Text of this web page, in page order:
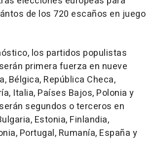
de los 720 escaños en juego
los partidos populistas
primera fuerza en nueve
Bélgica, República Checa,
Italia, Países Bajos, Polonia y
segundos o terceros en
Estonia, Finlandia,
Portugal, Rumanía, España y